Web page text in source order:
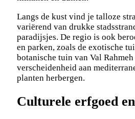
Langs de kust vind je talloze
variërend van drukke
paradijsjes. De regio is ook
en parken, zoals de exotische
botanische tuin van Val
verscheidenheid aan
planten herbergen.
Culturele erfgoed